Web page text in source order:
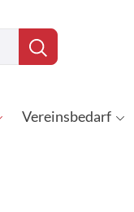
Vereinsbedarf